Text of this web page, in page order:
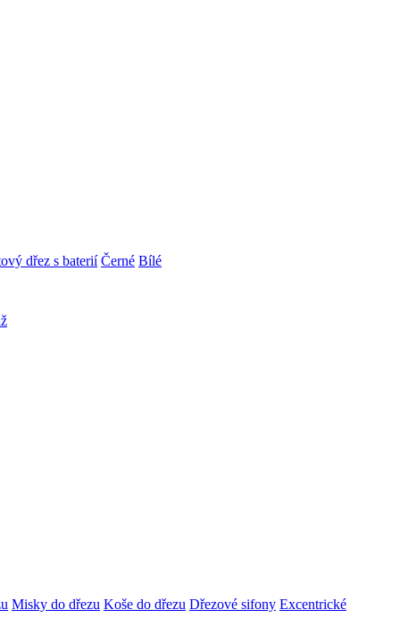
dřez s baterií Černé Bílé
Misky do dřezu Koše do dřezu Dřezové sifony Excentrické